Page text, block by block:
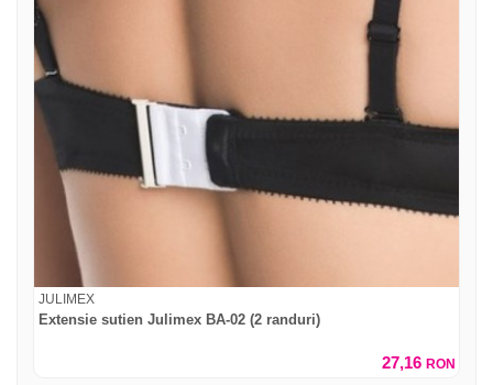
JULIMEX
Extensie sutien Julimex BA-02 (2 randuri)
27,16 RON